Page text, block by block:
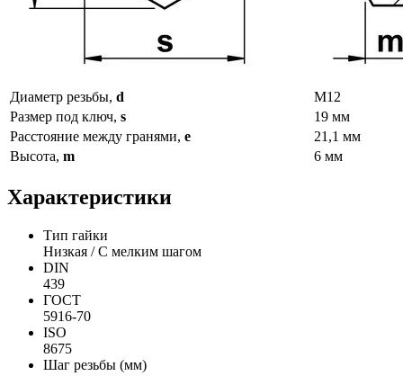
Диаметр резьбы, d
М12
Размер под ключ, s
19 мм
Расстояние между гранями, e
21,1 мм
Высота, m 6 мм
Характеристики
Тип гайки
Низкая / С мелким шагом
DIN
439
ГОСТ
5916-70
ISO
8675
Шаг резьбы (мм)